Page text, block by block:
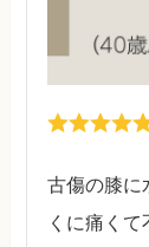
古傷の膝に
くに痛く